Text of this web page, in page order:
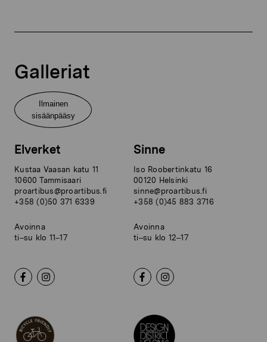
Galleriat
Ilmainen
sisäänpääsy
Elverket
Kustaa Vaasan katu 11
10600 Tammisaari
proartibus@proartibus.fi
+358 (0)50 371 6339
Avoinna
ti–su klo 11–17
Sinne
Iso Roobertinkatu 16
00120 Helsinki
sinne@proartibus.fi
+358 (0)45 883 3716
Avoinna
ti–su klo 12–17